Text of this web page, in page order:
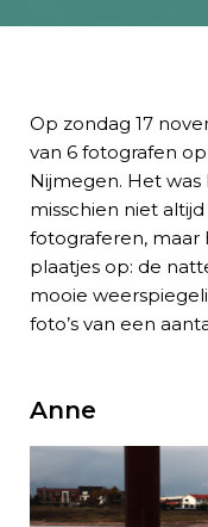
Op zondag 17
van 6 fotografen
Nijmegen. Het was
misschien niet
fotograferen,
plaatjes op: de
mooie
foto’s van een
Anne